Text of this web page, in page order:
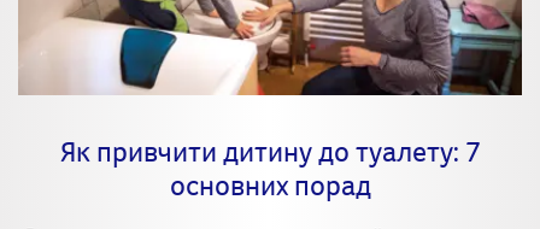
Як привчити дитину до туалету: 7
основних порад